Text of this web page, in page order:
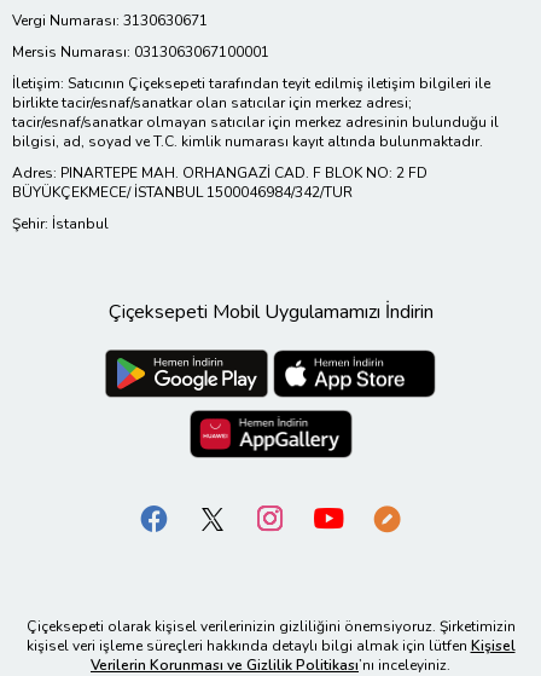
Vergi Numarası: 3130630671
Mersis Numarası: 0313063067100001
İletişim: Satıcının Çiçeksepeti tarafından teyit edilmiş iletişim bilgileri ile
birlikte tacir/esnaf/sanatkar olan satıcılar için merkez adresi;
tacir/esnaf/sanatkar olmayan satıcılar için merkez adresinin bulunduğu il
bilgisi, ad, soyad ve T.C. kimlik numarası kayıt altında bulunmaktadır.
Adres: PINARTEPE MAH. ORHANGAZİ CAD. F BLOK NO: 2 FD
BÜYÜKÇEKMECE/ İSTANBUL 1500046984/342/TUR
Şehir: İstanbul
Çiçeksepeti Mobil Uygulamamızı İndirin
Çiçeksepeti olarak kişisel verilerinizin gizliliğini önemsiyoruz. Şirketimizin
kişisel veri işleme süreçleri hakkında detaylı bilgi almak için lütfen Kişisel
Verilerin Korunması ve Gizlilik Politikası’nı inceleyiniz.